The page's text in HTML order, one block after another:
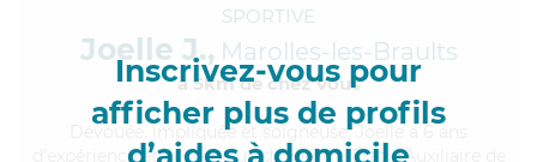
Inscrivez-vous pour
afficher plus de profils
d’aides à domicile
SPORTIVE
Joelle J., Marolles-les-Braults
à 5km de chez Vous
, impliquée et soigneuse, Joelle a 6 ans
d'expérience et possède un diplôme d'État d'Auxiliaire de